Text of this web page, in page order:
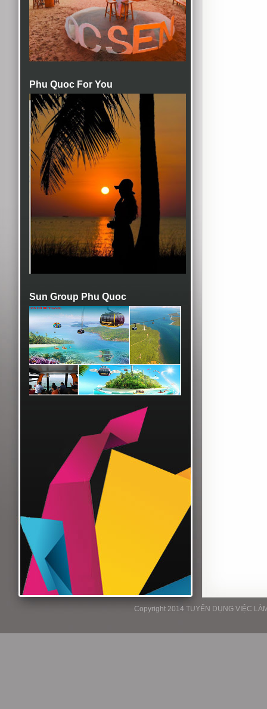
Phu Quoc For You
Sun Group Phu Quoc
Copyright 2014 TUYỂN DỤNG VIỆC